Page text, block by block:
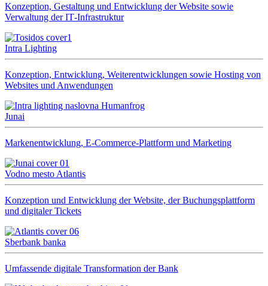
Konzeption, Gestaltung und Entwicklung der Website sowie
Verwaltung der IT‑Infrastruktur
Intra Lighting
Konzeption, Entwicklung, Weiterentwicklungen sowie Hosting von
Websites und Anwendungen
Junai
Markenentwicklung, E-Commerce-Plattform und Marketing
Vodno mesto Atlantis
Konzeption und Entwicklung der Website, der Buchungsplattform
und digitaler Tickets
Sberbank banka
Umfassende digitale Transformation der Bank